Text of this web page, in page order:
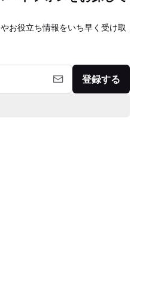
お役立ち情報をいち早く受け取
登録する